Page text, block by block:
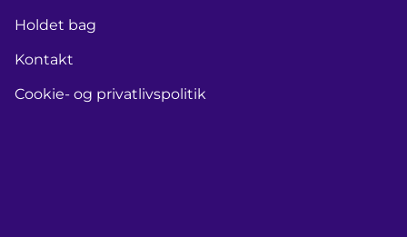
Holdet bag
Kontakt
Cookie- og privatlivspolitik